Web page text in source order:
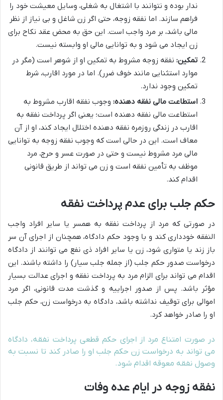
ندار بوده و نتوانند با اشتغال به شغلی، وسایل معیشت خود را
فراهم سازند. اما نفقه زوجه، حتی اگر زن شاغل و بی نیاز از نظر
مالی باشد، بر مرد واجب است. این حق به محض عقد نکاح برای
زن ایجاد می شود و به توانایی مالی او وابسته نیست.
تمکین: نفقه زوجه مشروط به تمکین او از شوهر است (مگر در
موارد استثنایی مانند خوف ضرر). اما در مورد اقارب، شرط
تمکین وجود ندارد.
استطاعت مالی نفقه دهنده: وجوب نفقه اقارب مشروط به
استطاعت مالی نفقه دهنده است؛ یعنی اگر پرداخت نفقه به
اقارب در زندگی روزمره نفقه دهنده اختلال ایجاد کند، او از آن
معاف است. این در حالی است که وجوب نفقه زوجه به توانایی
مالی مرد مشروط نیست و حتی در صورت عسر و حرج، مرد
موظف به تأمین نفقه است و زن می تواند از طریق قانونی
اقدام کند.
حکم جلب برای عدم پرداخت نفقه
در صورتی که مرد از پرداخت نفقه به همسر یا سایر افراد واجب
النفقه خودداری کند و با وجود حکم دادگاه، همچنان از اجرای آن سر
باز زند یا متواری شود، زن یا سایر افراد ذی نفع می توانند از دادگاه
درخواست صدور حکم جلب (از جمله جلب سیار) را داشته باشند. این
اقدام می تواند برای الزام مرد به پرداخت نفقه و اجرای عدالت بسیار
مؤثر باشد. پس از صدور اجراییه و گذشت مدت قانونی، اگر مرد
اموالی برای توقیف نداشته باشد، دادگاه به درخواست زن، حکم جلب
او را صادر خواهد کرد.
در صورت امتناع مرد از اجرای حکم قطعی پرداخت نفقه، دادگاه
می تواند به درخواست زن حکم جلب او را صادر کند تا نسبت به
وصول نفقه معوقه اقدام شود.
نفقه زوجه در ایام عده وفات